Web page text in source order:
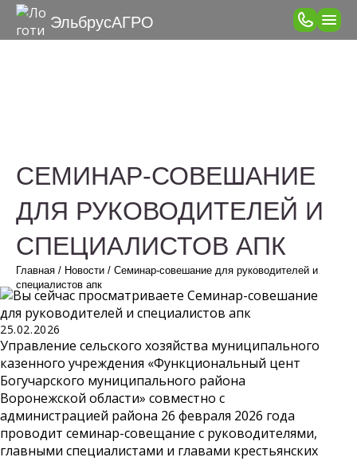
ЭльбрусАГРО
СЕМИНАР-СОВЕШАНИЕ
ДЛЯ РУКОВОДИТЕЛЕЙ И
СПЕЦИАЛИСТОВ АПК
Главная / Новости / Семинар-совешание для руководителей и
специалистов апк
Запись
опубликована:
25.02.2026
Управление сельского хозяйства муниципального
казенного учреждения «Функциональный цент
Богучарского муниципального района
Воронежской области» совместно с
администрацией района 26 февраля 2026 года
проводит семинар-совещание с руководителями,
главными специалистами и главами крестьянских